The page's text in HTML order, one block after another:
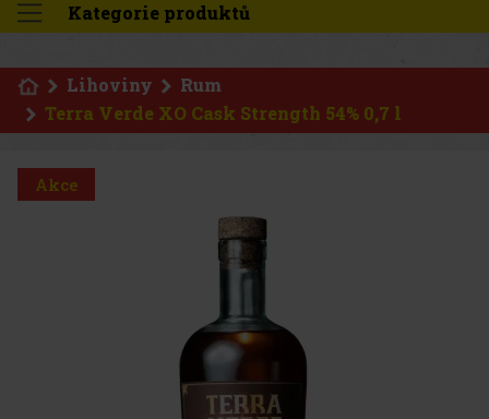
Kategorie produktů
Lihoviny
Rum
Terra Verde XO Cask Strength 54% 0,7 l
Akce